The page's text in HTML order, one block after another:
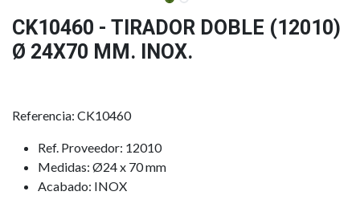
CK10460 - TIRADOR DOBLE (12010)
Ø 24X70 MM. INOX.
Referencia: CK10460
Ref. Proveedor: 12010
Medidas: Ø24 x 70 mm
Acabado: INOX